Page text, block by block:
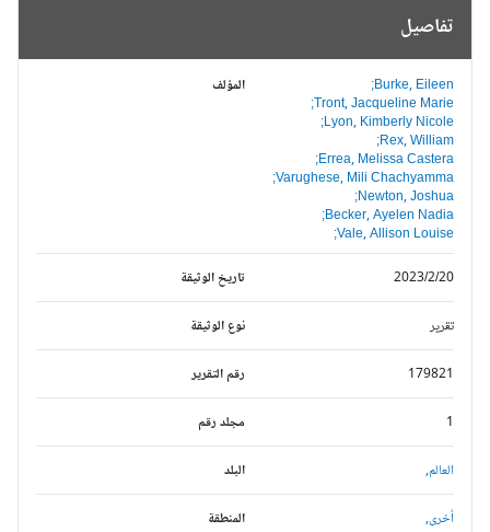
تفاصيل
المؤلف
Burke, Eileen;
Tront, Jacqueline Marie;
Lyon, Kimberly Nicole;
Rex, William;
Errea, Melissa Castera;
Varughese, Mili Chachyamma;
Newton, Joshua;
Becker, Ayelen Nadia;
Vale, Allison Louise;
تاريخ الوثيقة
2023/2/20
نوع الوثيقة تقرير
رقم التقرير 179821
مجلد رقم
البلد العالم,
المنطقة أخرى,